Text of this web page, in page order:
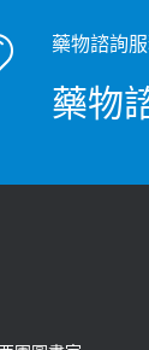
藥物諮詢
藥物